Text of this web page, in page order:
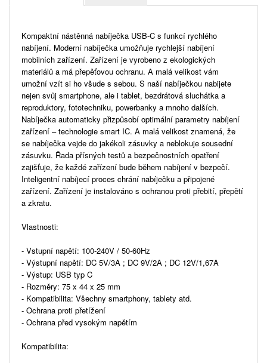
Kompaktní nástěnná nabíječka USB-C s funkcí rychlého
nabíjení. Moderní nabíječka umožňuje rychlejší nabíjení
mobilních zařízení. Zařízení je vyrobeno z ekologických
materiálů a má přepěťovou ochranu. A malá velikost vám
umožní vzít si ho všude s sebou. S naší nabíječkou nabijete
nejen svůj smartphone, ale i tablet, bezdrátová sluchátka a
reproduktory, fototechniku, powerbanky a mnoho dalších.
Nabíječka automaticky přizpůsobí optimální parametry nabíjení
zařízení – technologie smart IC. A malá velikost znamená, že
se nabíječka vejde do jakékoli zásuvky a neblokuje sousední
zásuvku. Řada přísných testů a bezpečnostních opatření
zajišťuje, že každé zařízení bude během nabíjení v bezpečí.
Inteligentní nabíjecí proces chrání nabíječku a připojené
zařízení. Zařízení je instalováno s ochranou proti přebití, přepětí
a zkratu.
Vlastnosti:
- Vstupní napětí: 100-240V / 50-60Hz
- Výstupní napětí: DC 5V/3A ; DC 9V/2A ; DC 12V/1,67A
- Výstup: USB typ C
- Rozměry: 75 x 44 x 25 mm
- Kompatibilita: Všechny smartphony, tablety atd.
- Ochrana proti přetížení
- Ochrana před vysokým napětím
Kompatibilita: